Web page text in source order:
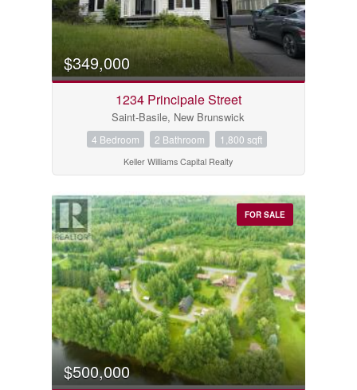
$349,000
1234 Principale Street
Saint-Basile, New Brunswick
4 Bedroom 2 Bathroom 1,800 sqft
Keller Williams Capital Realty
FOR SALE
$500,000